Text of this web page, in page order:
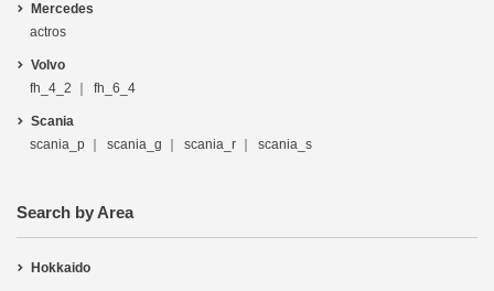
Mercedes
actros
Volvo
fh_4_2
fh_6_4
Scania
scania_p
scania_g scania_r scania_s
Search by Area
Hokkaido